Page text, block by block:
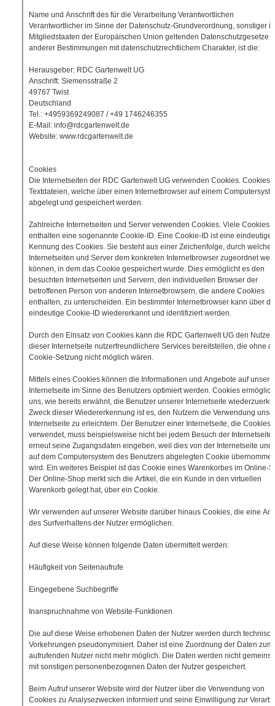
Name und Anschrift des für die Verarbeitung Verantwortlichen
Verantwortlicher im Sinne der Datenschutz-Grundverordnung, sonstiger
Mitgliedstaaten der Europäischen Union geltenden Datenschutzgesetze
anderer Bestimmungen mit datenschutzrechtlichem Charakter, ist die:
Herausgeber: RDC Gartenwelt UG
Anschrift: Siemensstraße 2
49767 Twist
Deutschland
Tel.: +4959369249087 / +49 1746246355
E-Mail: info@rdcgartenwelt.de
Website: www.rdcgartenwelt.de
Cookies
Die Internetseiten der RDC Gartenwelt UG verwenden Cookies. Cookies
Textdateien, welche über einen Internetbrowser auf einem
abgelegt und gespeichert werden.
Zahlreiche Internetseiten und Server verwenden Cookies. Viele Cookies
enthalten eine sogenannte Cookie-ID. Eine Cookie-ID ist eine eindeutige
Kennung des Cookies. Sie besteht aus einer Zeichenfolge, durch welche
Internetseiten und Server dem konkreten Internetbrowser zugeordnet
können, in dem das Cookie gespeichert wurde. Dies ermöglicht es den
besuchten Internetseiten und Servern, den individuellen Browser der
betroffenen Person von anderen Internetbrowsern, die andere Cookies
enthalten, zu unterscheiden. Ein bestimmter Internetbrowser kann über
eindeutige Cookie-ID wiedererkannt und identifiziert werden.
Durch den Einsatz von Cookies kann die RDC Gartenwelt UG den
dieser Internetseite nutzerfreundlichere Services bereitstellen, die ohne
Cookie-Setzung nicht möglich wären.
Mittels eines Cookies können die Informationen und Angebote auf
Internetseite im Sinne des Benutzers optimiert werden. Cookies
uns, wie bereits erwähnt, die Benutzer unserer Internetseite
Zweck dieser Wiedererkennung ist es, den Nutzern die Verwendung
Internetseite zu erleichtern. Der Benutzer einer Internetseite, die Cookies
verwendet, muss beispielsweise nicht bei jedem Besuch der Internetseite
erneut seine Zugangsdaten eingeben, weil dies von der Internetseite und
auf dem Computersystem des Benutzers abgelegten Cookie
wird. Ein weiteres Beispiel ist das Cookie eines Warenkorbes im Online-
Der Online-Shop merkt sich die Artikel, die ein Kunde in den virtuellen
Warenkorb gelegt hat, über ein Cookie.
Wir verwenden auf unserer Website darüber hinaus Cookies, die eine
des Surfverhaltens der Nutzer ermöglichen.
Auf diese Weise können folgende Daten übermittelt werden:
Häufigkeit von Seitenaufrufe
Eingegebene Suchbegriffe
Inanspruchnahme von Website-Funktionen
Die auf diese Weise erhobenen Daten der Nutzer werden durch
Vorkehrungen pseudonymisiert. Daher ist eine Zuordnung der Daten zum
aufrufenden Nutzer nicht mehr möglich. Die Daten werden nicht
mit sonstigen personenbezogenen Daten der Nutzer gespeichert.
Beim Aufruf unserer Website wird der Nutzer über die Verwendung von
Cookies zu Analysezwecken informiert und seine Einwilligung zur